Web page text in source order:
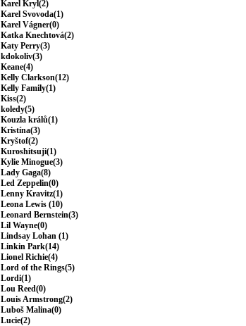
Karel Kryl(2)
Karel Svovoda(1)
Karel Vágner(0)
Katka Knechtová(2)
Katy Perry(3)
kdokoliv(3)
Keane(4)
Kelly Clarkson(12)
Kelly Family(1)
Kiss(2)
koledy(5)
Kouzla králů(1)
Kristína(3)
Kryštof(2)
Kuroshitsuji(1)
Kylie Minogue(3)
Lady Gaga(8)
Led Zeppelin(0)
Lenny Kravitz(1)
Leona Lewis (10)
Leonard Bernstein(3)
Lil Wayne(0)
Lindsay Lohan (1)
Linkin Park(14)
Lionel Richie(4)
Lord of the Rings(5)
Lordi(1)
Lou Reed(0)
Louis Armstrong(2)
Luboš Malina(0)
Lucie(2)